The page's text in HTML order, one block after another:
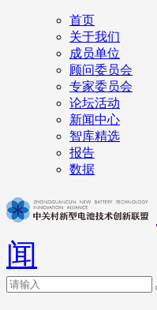
首页
关于我们
成员单位
顾问委员会
专家委员会
论坛活动
新闻中心
智库精选
报告
数据
闻